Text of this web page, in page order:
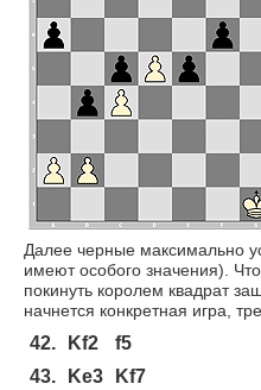
Далее черные максимально
имеют особого значения).
покинуть королем квадрат
начнется конкретная игра,
42. Kf2
f5
43.
Ke3
Kf7